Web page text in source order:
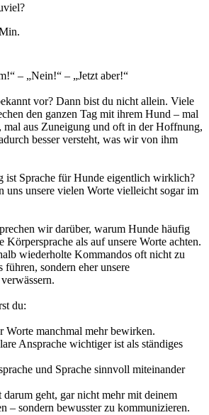
– „Nein!“ – „Jetzt aber!“
vor? Dann bist du nicht allein. Viele
den ganzen Tag mit ihrem Hund – mal
mal aus Zuneigung und oft in der Hoffnung,
besser versteht, was wir von ihm
ist Sprache für Hunde eigentlich wirklich?
uns unsere vielen Worte vielleicht sogar im
wir darüber, warum Hunde häufig
Körpersprache als auf unsere Worte achten.
wiederholte Kommandos oft nicht zu
führen, sondern eher unsere
du:
Worte manchmal mehr bewirken.
Ansprache wichtiger ist als ständiges
und Sprache sinnvoll miteinander
darum geht, gar nicht mehr mit deinem
– sondern bewusster zu kommunizieren.